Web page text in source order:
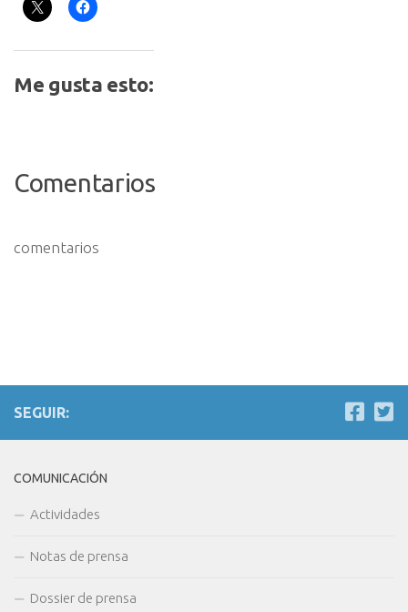
Me gusta esto:
Comentarios
comentarios
SEGUIR:
COMUNICACIÓN
Actividades
Notas de prensa
Dossier de prensa